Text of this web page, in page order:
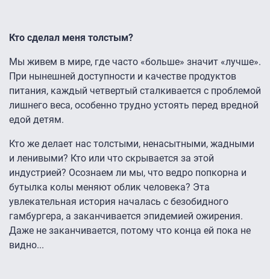
Кто сделал меня толстым?
Мы живем в мире, где часто «больше» значит «лучше».
При нынешней доступности и качестве продуктов
питания, каждый четвертый сталкивается с проблемой
лишнего веса, особенно трудно устоять перед вредной
едой детям.
Кто же делает нас толстыми, ненасытными, жадными
и ленивыми? Кто или что скрывается за этой
индустрией? Осознаем ли мы, что ведро попкорна и
бутылка колы меняют облик человека? Эта
увлекательная история началась с безобидного
гамбургера, а заканчивается эпидемией ожирения.
Даже не заканчивается, потому что конца ей пока не
видно...